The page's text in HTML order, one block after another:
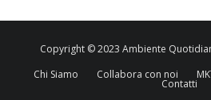
Copyright © 2023 Ambiente
Chi Siamo
Collabora con noi
Contatti